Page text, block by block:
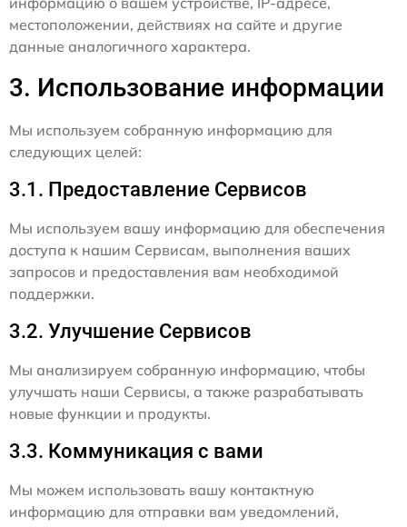
местоположении, действиях на сайте и другие
данные аналогичного характера.
3. Использование информации
Мы используем собранную информацию для
следующих целей:
3.1. Предоставление Сервисов
Мы используем вашу информацию для обеспечения
доступа к нашим Сервисам, выполнения ваших
запросов и предоставления вам необходимой
поддержки.
3.2. Улучшение Сервисов
Мы анализируем собранную информацию, чтобы
улучшать наши Сервисы, а также разрабатывать
новые функции и продукты.
3.3. Коммуникация с вами
Мы можем использовать вашу контактную
информацию для отправки вам уведомлений,